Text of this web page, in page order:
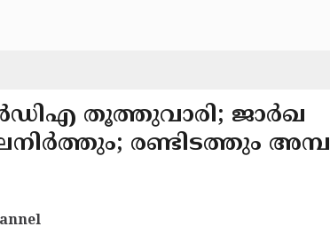
തൂത്തുവാരി; ജാർഖ
രണ്ടിടത്തും അമ്പ